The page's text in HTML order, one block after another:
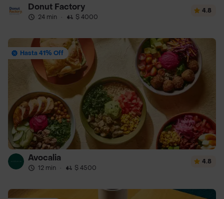
Donut Factory
24 min · $ 4000
4.8
Hasta 41% Off
Avocalia
12 min · $ 4500
4.8